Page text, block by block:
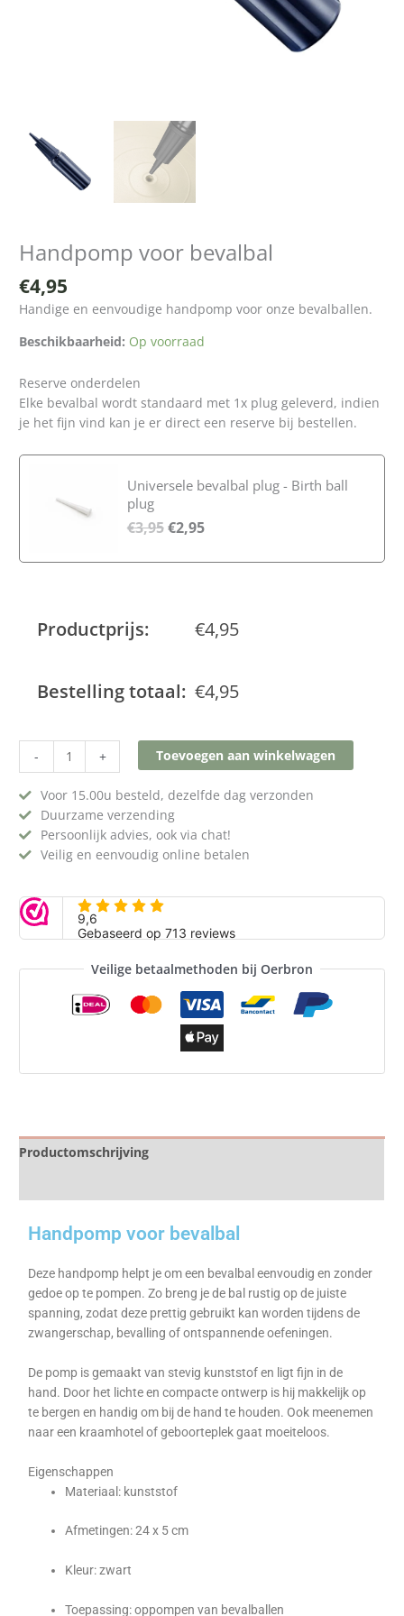
Handpomp voor bevalbal
€4,95
Handige en eenvoudige handpomp voor onze bevalballen.
Beschikbaarheid: Op voorraad
Reserve onderdelen
Elke bevalbal wordt standaard met 1x plug geleverd, indien
je het fijn vind kan je er direct een reserve bij bestellen.
Universele bevalbal plug - Birth ball
plug
€3,95€2,95
Productprijs: €4,95
Bestelling totaal: €4,95
- + Toevoegen aan winkelwagen
Voor 15.00u besteld, dezelfde dag verzonden
Duurzame verzending
Persoonlijk advies, ook via chat!
Veilig en eenvoudig online betalen
Veilige betaalmethoden bij Oerbron
Productomschrijving
Handpomp voor bevalbal
Deze handpomp helpt je om een bevalbal eenvoudig en zonder
gedoe op te pompen. Zo breng je de bal rustig op de juiste
spanning, zodat deze prettig gebruikt kan worden tijdens de
zwangerschap, bevalling of ontspannende oefeningen.
De pomp is gemaakt van stevig kunststof en ligt fijn in de
hand. Door het lichte en compacte ontwerp is hij makkelijk op
te bergen en handig om bij de hand te houden. Ook meenemen
naar een kraamhotel of geboorteplek gaat moeiteloos.
Eigenschappen
Materiaal: kunststof
Afmetingen: 24 x 5 cm
Kleur: zwart
Toepassing: oppompen van bevalballen